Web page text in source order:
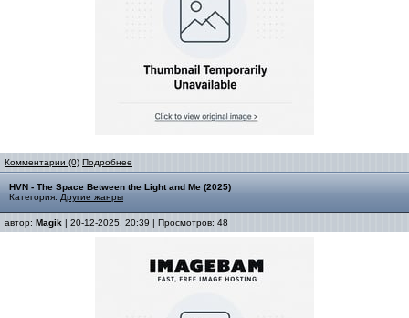
Комментарии (0) Подробнее
HVN - The Space Between the Light and Me (2025)
Категория: Другие жанры
автор: Magik | 20-12-2025, 20:39 | Просмотров: 48